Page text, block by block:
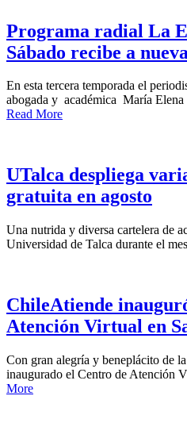
Programa radial La
Sábado recibe a
En esta tercera temporada el
abogada y académica María
Read More
UTalca despliega
gratuita en agosto
Una nutrida y diversa cartelera de
Universidad de Talca durante el
ChileAtiende
Atención Virtual en
Con gran alegría y beneplácito de
inaugurado el Centro de Atención
More